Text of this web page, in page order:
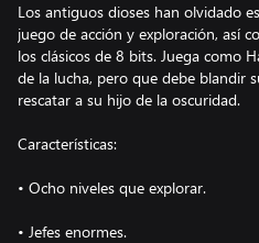
Los antiguos dioses han olvidado
juego de acción y exploración, así
los clásicos de 8 bits. Juega como
de la lucha, pero que debe blandir
rescatar a su hijo de la oscuridad.
Características:
• Ocho niveles que explorar.
• Jefes enormes.